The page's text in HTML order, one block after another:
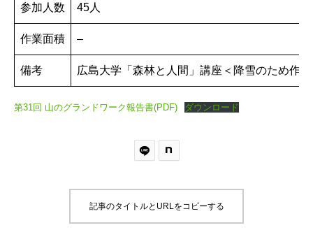
参加人数 45人
作業面積 –
備考 広島大学「森林と人間」講座＜降雪のため作
第31回 山のグランドワーク報告書(PDF) ダウンロード
記事のタイトルとURLをコピーする